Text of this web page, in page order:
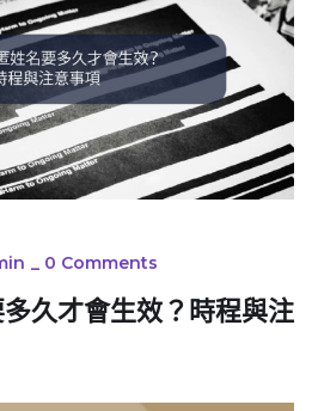
_ 0 Comments
久才會生效？時程與注